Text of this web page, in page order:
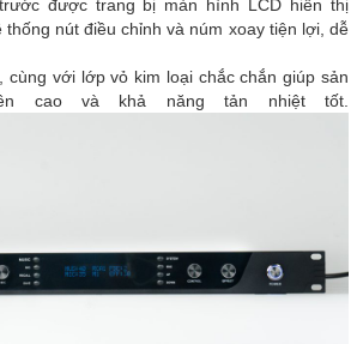
được trang bị màn hình LCD hiển thị
nút điều chỉnh và núm xoay tiện lợi, dễ
cùng với lớp vỏ kim loại chắc chắn giúp sản
cao và khả năng tản nhiệt tốt.